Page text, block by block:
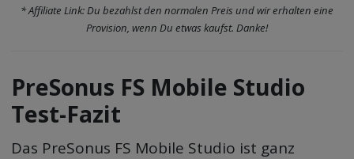
* Affiliate Link: Du bezahlst den normalen Preis und wir erhalten eine
Provision, wenn Du etwas kaufst. Danke!
PreSonus FS Mobile Studio
Test-Fazit
Das PreSonus FS Mobile Studio ist ganz